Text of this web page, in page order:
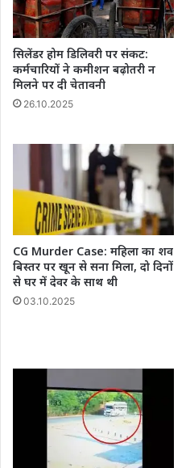
सिलेंडर होम डिलिवरी पर संकट:
कर्मचारियों ने कमीशन बढ़ोतरी न
मिलने पर दी चेतावनी
26.10.2025
CG Murder Case: महिला का शव
बिस्तर पर खून से सना मिला, दो दिनों
से घर में देवर के साथ थी
03.10.2025